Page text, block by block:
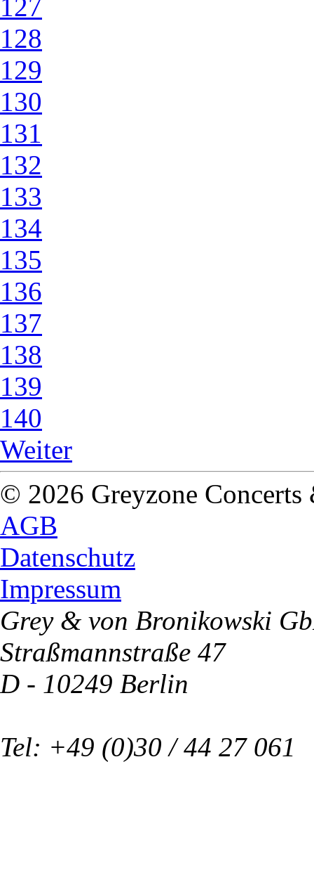
127
128
129
130
131
132
133
134
135
136
137
138
139
140
Weiter
© 2026 Greyzone
AGB
Datenschutz
Impressum
Grey & von Bronikowski
Straßmannstraße 47
D - 10249 Berlin
Tel: +49 (0)30 / 44 27 061